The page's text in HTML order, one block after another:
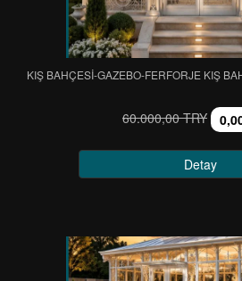
KIŞ BAHÇESİ-GAZEBO-FERFORJE KIŞ
60.000,00 TRY
Detay